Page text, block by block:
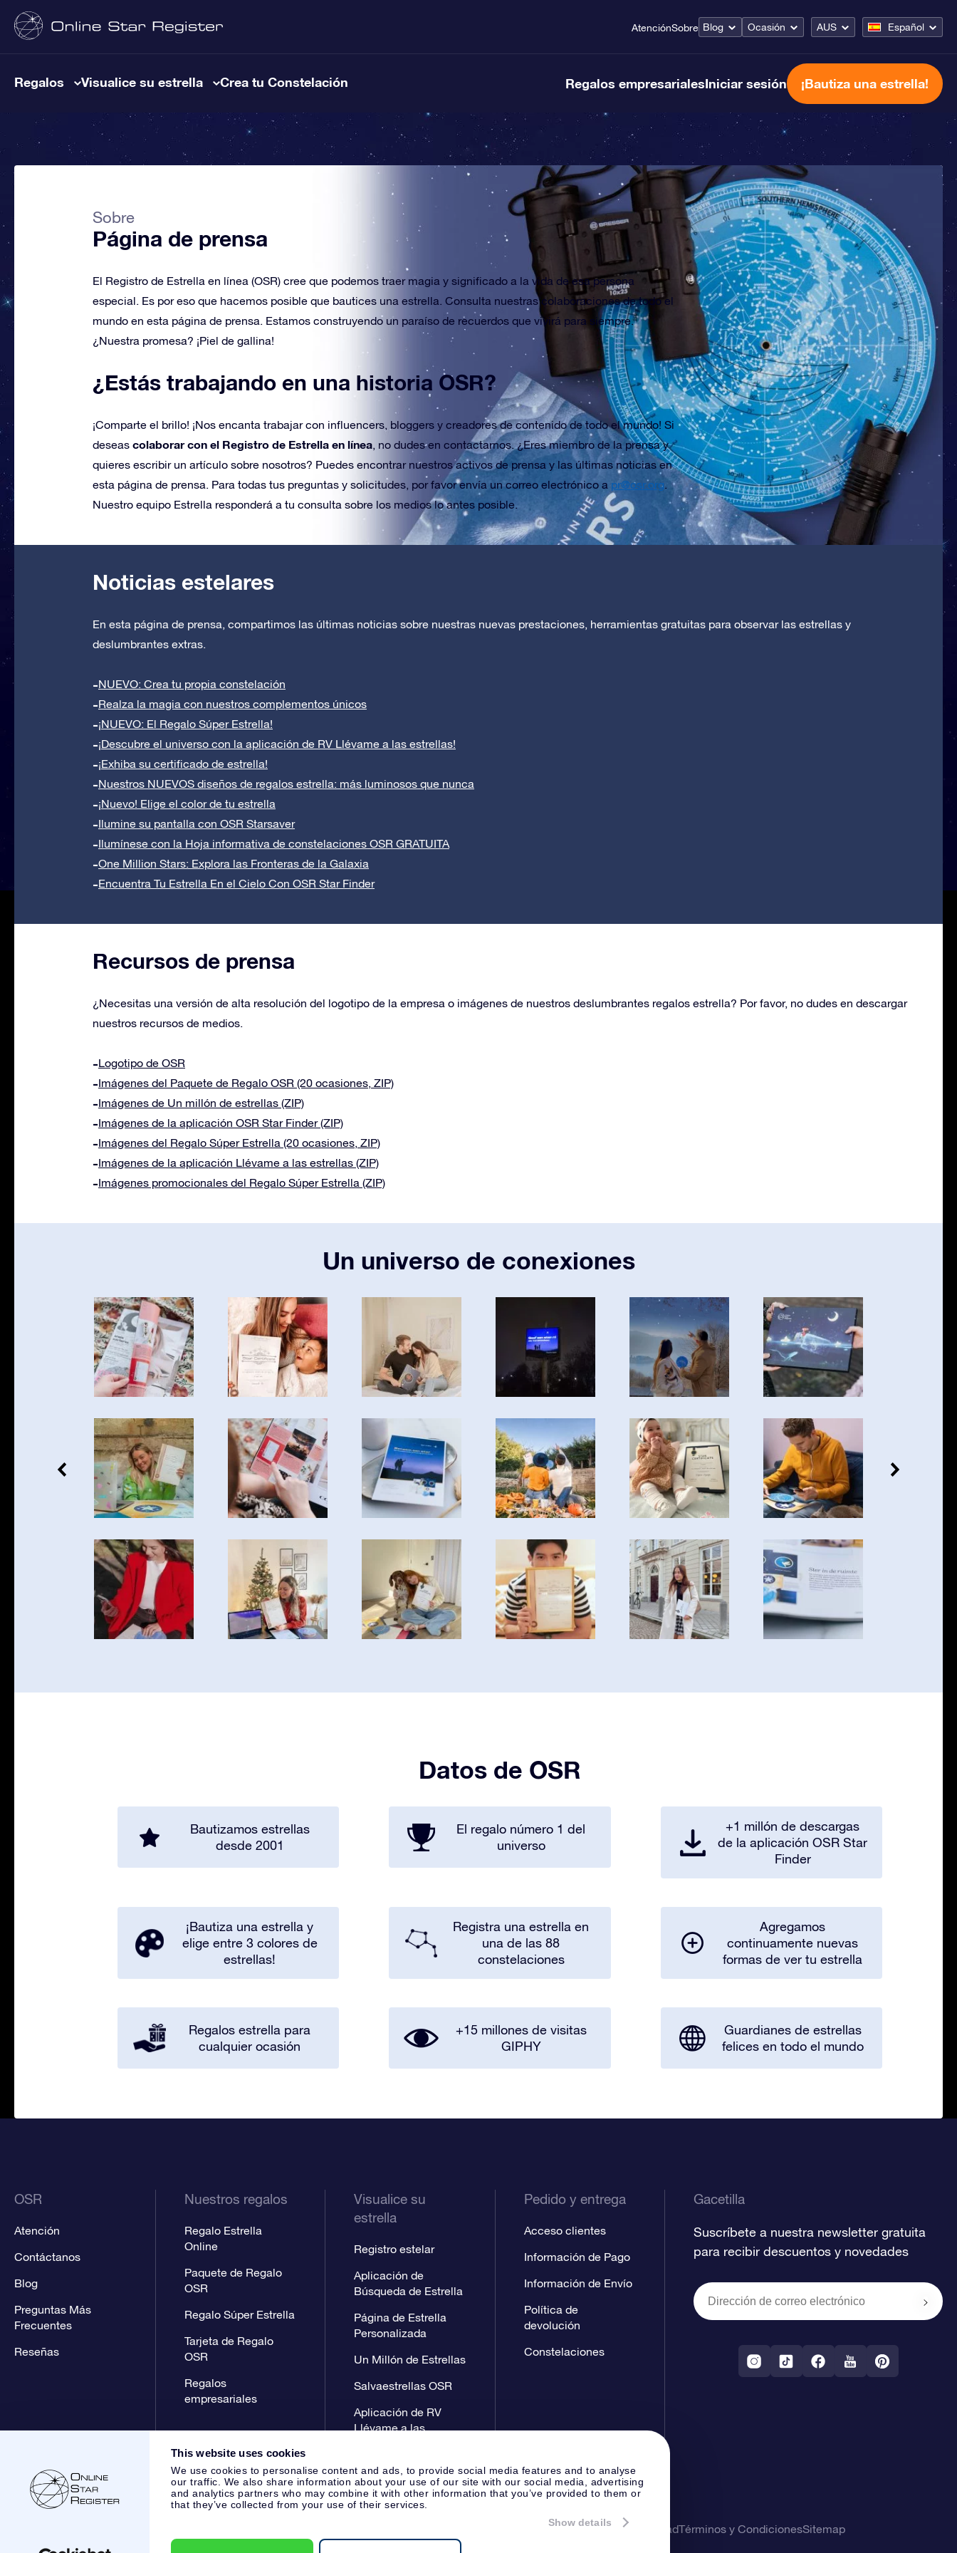
This website uses cookies
We use cookies to personalise content and ads, to provide social media features and to analyse
our traffic. We also share information about your use of our site with our social media, advertising
and analytics partners who may combine it with other information that you’ve provided to them or
that they’ve collected from your use of their services.
Show details
AtenciónSobre Blog Ocasión AUS Español
Regalos Visualice su estrella Crea tu Constelación Regalos empresarialesIniciar sesión ¡Bautiza una estrella!
Sobre
Página de prensa
El Registro de Estrella en línea (OSR) cree que podemos traer magia y significado a la vida de esa persona
especial. Es por eso que hacemos posible que bautices una estrella. Consulta nuestras colaboraciones de todo el
mundo en esta página de prensa. Estamos construyendo un paraíso de recuerdos que vivirá para siempre.
¿Nuestra promesa? ¡Piel de gallina!
¿Estás trabajando en una historia OSR?
¡Comparte el brillo! ¡Nos encanta trabajar con influencers, bloggers y creadores de contenido de todo el mundo! Si
deseas colaborar con el Registro de Estrella en línea, no dudes en contactarnos. ¿Eres miembro de la prensa y
quieres escribir un artículo sobre nosotros? Puedes encontrar nuestros activos de prensa y las últimas noticias en
esta página de prensa. Para todas tus preguntas y solicitudes, por favor envía un correo electrónico a pr@osr.org.
Nuestro equipo Estrella responderá a tu consulta sobre los medios lo antes posible.
Noticias estelares
En esta página de prensa, compartimos las últimas noticias sobre nuestras nuevas prestaciones, herramientas gratuitas para observar las estrellas y
deslumbrantes extras.
NUEVO: Crea tu propia constelación
Realza la magia con nuestros complementos únicos
¡NUEVO: El Regalo Súper Estrella!
¡Descubre el universo con la aplicación de RV Llévame a las estrellas!
¡Exhiba su certificado de estrella!
Nuestros NUEVOS diseños de regalos estrella: más luminosos que nunca
¡Nuevo! Elige el color de tu estrella
Ilumine su pantalla con OSR Starsaver
Ilumínese con la Hoja informativa de constelaciones OSR GRATUITA
One Million Stars: Explora las Fronteras de la Galaxia
Encuentra Tu Estrella En el Cielo Con OSR Star Finder
Recursos de prensa
¿Necesitas una versión de alta resolución del logotipo de la empresa o imágenes de nuestros deslumbrantes regalos estrella? Por favor, no dudes en descargar
nuestros recursos de medios.
Logotipo de OSR
Imágenes del Paquete de Regalo OSR (20 ocasiones, ZIP)
Imágenes de Un millón de estrellas (ZIP)
Imágenes de la aplicación OSR Star Finder (ZIP)
Imágenes del Regalo Súper Estrella (20 ocasiones, ZIP)
Imágenes de la aplicación Llévame a las estrellas (ZIP)
Imágenes promocionales del Regalo Súper Estrella (ZIP)
Un universo de conexiones
Datos de OSR
Bautizamos estrellas
desde 2001
El regalo número 1 del
universo
+1 millón de descargas
de la aplicación OSR Star
Finder
¡Bautiza una estrella y
elige entre 3 colores de
estrellas!
Registra una estrella en
una de las 88
constelaciones
Agregamos
continuamente nuevas
formas de ver tu estrella
Regalos estrella para
cualquier ocasión
+15 millones de visitas
GIPHY
Guardianes de estrellas
felices en todo el mundo
OSR
Atención
Contáctanos
Blog
Preguntas Más
Frecuentes
Reseñas
Nuestros regalos
Regalo Estrella
Online
Paquete de Regalo
OSR
Regalo Súper Estrella
Tarjeta de Regalo
OSR
Regalos
empresariales
Visualice su
estrella
Registro estelar
Aplicación de
Búsqueda de Estrella
Página de Estrella
Personalizada
Un Millón de Estrellas
Salvaestrellas OSR
Aplicación de RV
Llévame a las
Pedido y entrega
Acceso clientes
Información de Pago
Información de Envío
Política de
devolución
Constelaciones
Gacetilla
Suscríbete a nuestra newsletter gratuita
para recibir descuentos y novedades
Página de prensaPolítica de PrivacidadTérminos y CondicionesSitemap